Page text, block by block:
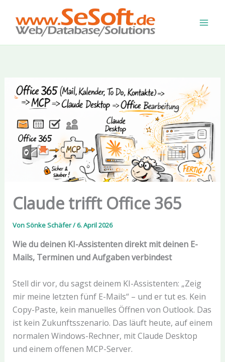
Inhalt
springen
Claude trifft Office 365
VonSönke Schäfer/6. April 2026
Wie du deinen KI-Assistenten direkt mit deinen E-
Mails, Terminen und Aufgaben verbindest
Stell dir vor, du sagst deinem KI-Assistenten: „Zeig
mir meine letzten fünf E-Mails“ – und er tut es. Kein
Copy-Paste, kein manuelles Öffnen von Outlook. Das
ist kein Zukunftsszenario. Das läuft heute, auf einem
normalen Windows-Rechner, mit Claude Desktop
und einem offenen MCP-Server.